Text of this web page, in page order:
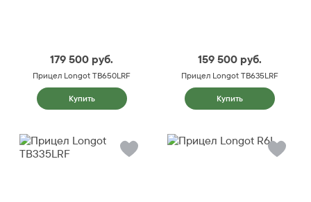
179 500 руб.
Прицел Longot TB650LRF
Купить
159 500 руб.
Прицел Longot TB635LRF
Купить